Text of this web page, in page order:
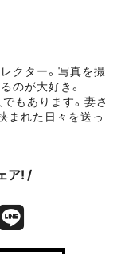
クター。写真を撮
のが大好き。
もあります。妻さ
まれた日々を送っ
ア! /